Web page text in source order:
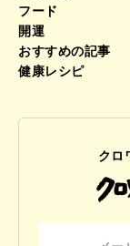
フード
開運
おすすめの記事
健康レシピ
クロ